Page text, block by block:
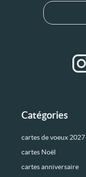
Catégories
cartes de voeux 2027
cartes Noël
cartes anniversaire